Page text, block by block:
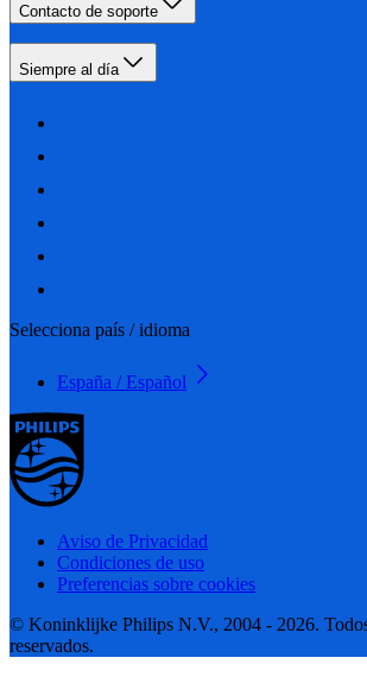
Contacto de soporte
Siempre al día
Selecciona país / idioma
España / Español
Aviso de Privacidad
Condiciones de uso
Preferencias sobre cookies
© Koninklijke Philips N.V., 2004 - 2026.
reservados.